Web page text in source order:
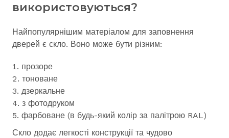
використовуються?
Найпопулярнішим матеріалом для заповнення
дверей є скло. Воно може бути різним:
прозоре
тоноване
дзеркальне
з фотодруком
фарбоване (в будь-який колір за палітрою RAL)
Скло додає легкості конструкції та чудово